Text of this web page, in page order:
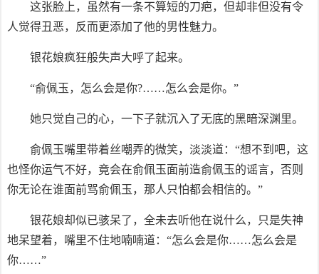
这张脸上，虽然有一条不算短的刀疤，但却非但没有令
人觉得丑恶，反而更添加了他的男性魅力。
银花娘疯狂般失声大呼了起来。
“俞佩玉，怎么会是你?……怎么会是你。”
她只觉自己的心，一下子就沉入了无底的黑暗深渊里。
俞佩玉嘴里带着丝嘲弄的微笑，淡淡道：“想不到吧，这
也怪你运气不好，竟会在俞佩玉面前造俞佩玉的谣言，否则
你无论在谁面前骂俞佩玉，那人只怕都会相信的。”
银花娘却似已骇呆了，全未去听他在说什么，只是失神
地呆望着，嘴里不住地喃喃道：“怎么会是你……怎么会是
你……”